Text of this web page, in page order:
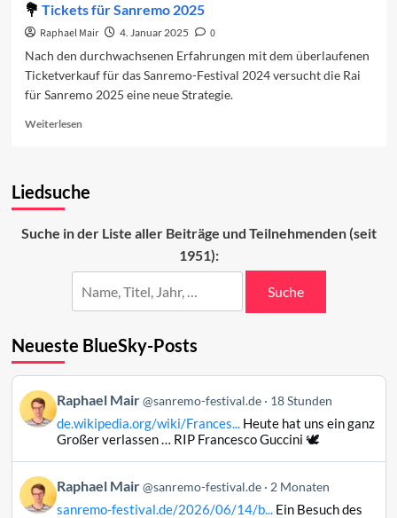
Tickets für Sanremo 2025
Raphael Mair 4. Januar 2025
0
Nach den durchwachsenen Erfahrungen mit dem überlaufenen
Ticketverkauf für das Sanremo-Festival 2024 versucht die Rai
für Sanremo 2025 eine neue Strategie.
WeiterlesenRead
für
Liedsuche
Suche in der Liste aller Beiträge und Teilnehmenden (seit
1951):
Suche
Neueste BlueSky-Posts
Beitrag
von
Raphael
Bluesky
ansehen
Raphael Mair @sanremo-festival.de 18 Stunden
de.wikipedia.org/wiki/Frances...Heute hat uns ein ganz
Großer verlassen … RIP Francesco Guccini 🕊️
Beitrag
von
Raphael Mair @sanremo-festival.de 2 Monaten
sanremo-festival.de/2026/06/14/b...Ein Besuch des